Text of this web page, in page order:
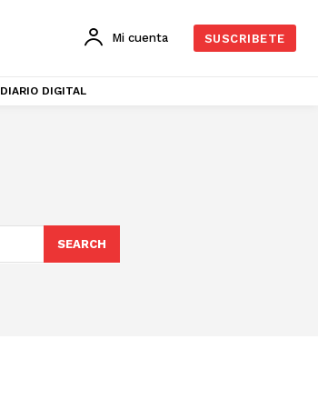
Mi cuenta SUSCRIBETE
DIARIO DIGITAL
SEARCH